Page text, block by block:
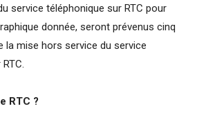
service téléphonique sur RTC pour
donnée, seront prévenus cinq
la mise hors service du service
RTC ?